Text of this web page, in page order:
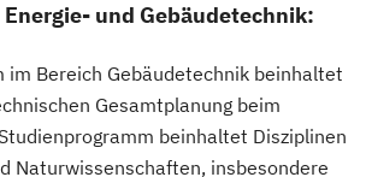
und Gebäudetechnik:
im Bereich Gebäudetechnik beinhaltet
Gesamtplanung beim
beinhaltet Disziplinen
Naturwissenschaften, insbesondere